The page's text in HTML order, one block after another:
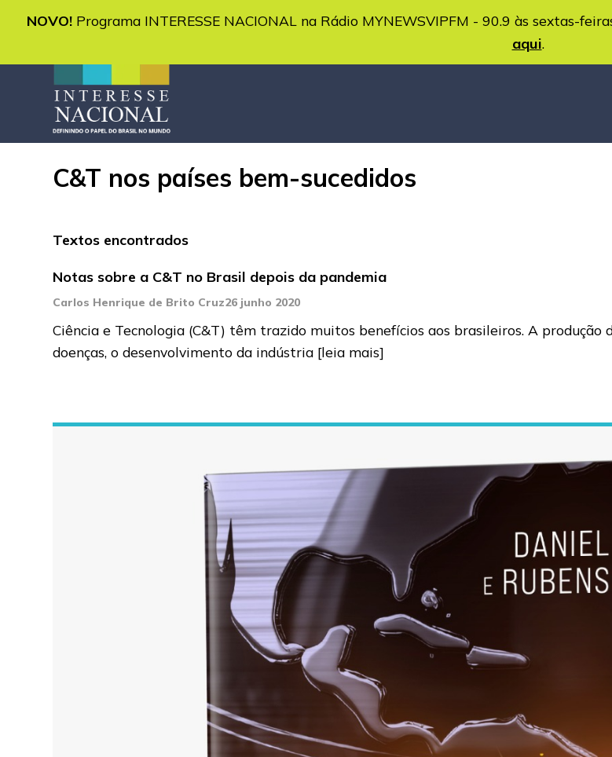
NOVO! Programa INTERESSE NACIONAL na Rádio MYNEWSVIPFM - 90.9 às sextas-
aqui.
C&T nos países bem-sucedidos
Textos encontrados
Notas sobre a C&T no Brasil depois da pandemia
Carlos Henrique de Brito Cruz26 junho 2020
Ciência e Tecnologia (C&T) têm trazido muitos benefícios aos brasileiros. A
doenças, o desenvolvimento da indústria [leia mais]